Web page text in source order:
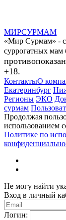
МИРСУРМАМ
«Мир Сурмам» -
суррогатных мам
+18.
КонтактыО
Екатеринбург
Регионы ЭКО
сурмам
Продолжая
использованием
Политике по
Не могу найти
Вход в личный
Логин: